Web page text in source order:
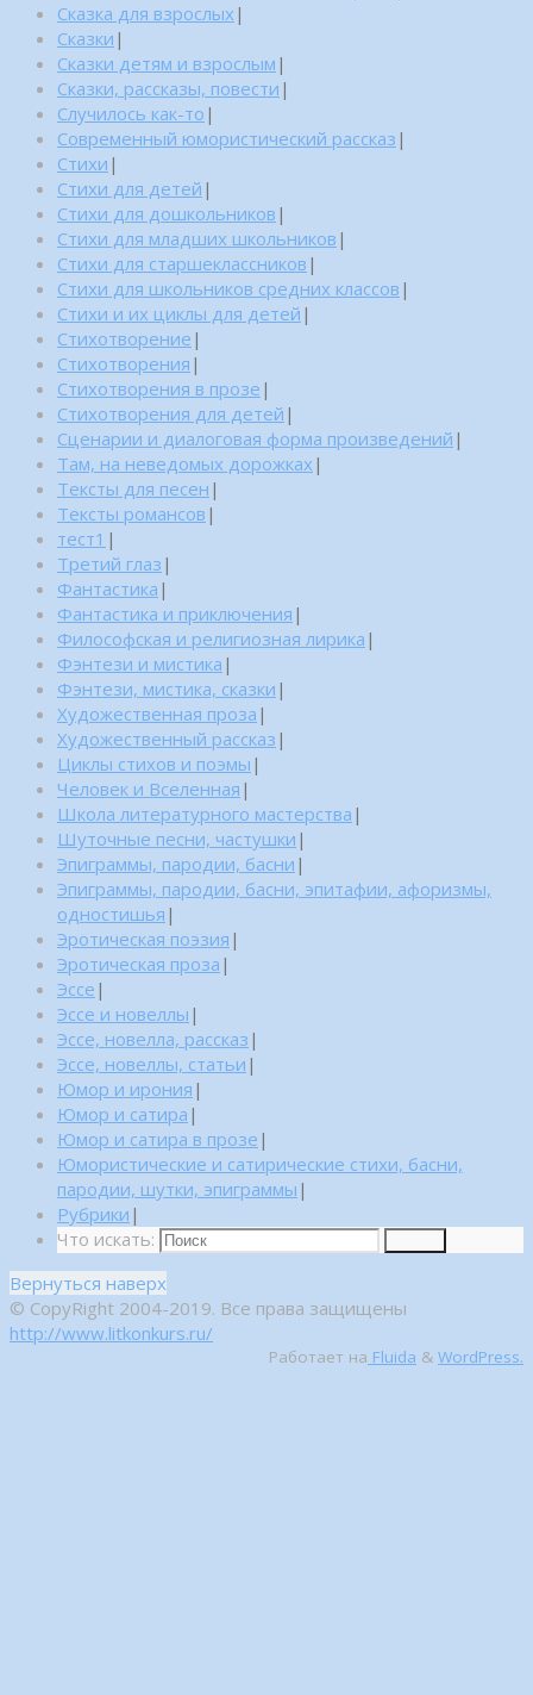
Сказка для взрослых |
Сказки |
Сказки детям и взрослым |
Сказки, рассказы, повести |
Случилось как-то |
Современный юмористический рассказ |
Стихи |
Стихи для детей |
Стихи для дошкольников |
Стихи для младших школьников |
Стихи для старшеклассников |
Стихи для школьников средних классов |
Стихи и их циклы для детей |
Стихотворение |
Стихотворения |
Стихотворения в прозе |
Стихотворения для детей |
Сценарии и диалоговая форма произведений |
Там, на неведомых дорожках |
Тексты для песен |
Тексты романсов |
тест1 |
Третий глаз |
Фантастика |
Фантастика и приключения |
Философская и религиозная лирика |
Фэнтези и мистика |
Фэнтези, мистика, сказки |
Художественная проза |
Художественный рассказ |
Циклы стихов и поэмы |
Человек и Вселенная |
Школа литературного мастерства |
Шуточные песни, частушки |
Эпиграммы, пародии, басни |
Эпиграммы, пародии, басни, эпитафии, афоризмы,
одностишья |
Эротическая поэзия |
Эротическая проза |
Эссе |
Эссе и новеллы |
Эссе, новелла, рассказ |
Эссе, новеллы, статьи |
Юмор и ирония |
Юмор и сатира |
Юмор и сатира в прозе |
Юмористические и сатирические стихи, басни,
пародии, шутки, эпиграммы |
Рубрики |
Что искать:
Вернуться наверх
© CopyRight 2004-2019. Все права защищены
http://www.litkonkurs.ru/
Работает на Fluida & WordPress.